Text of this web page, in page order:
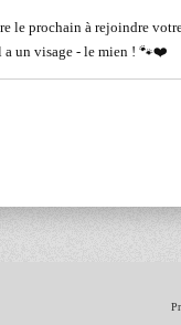
le prochain à rejoindre
a un visage - le mien ! 🐾❤️